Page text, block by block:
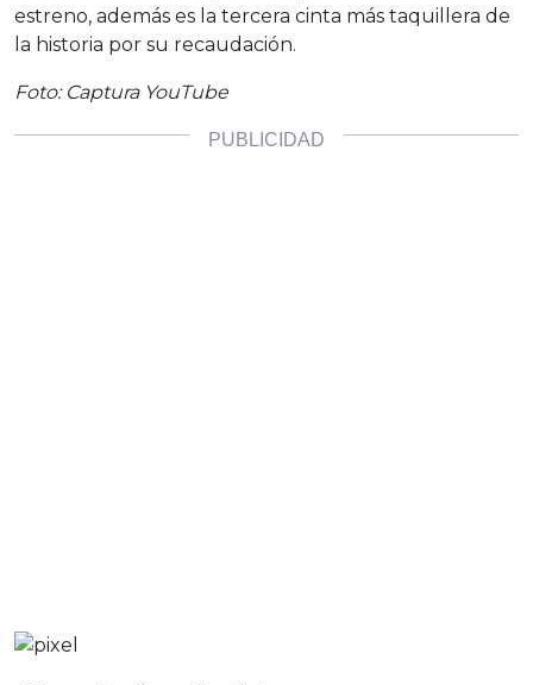
estreno, además es la tercera cinta más taquillera de
la historia por su recaudación.
Foto: Captura YouTube